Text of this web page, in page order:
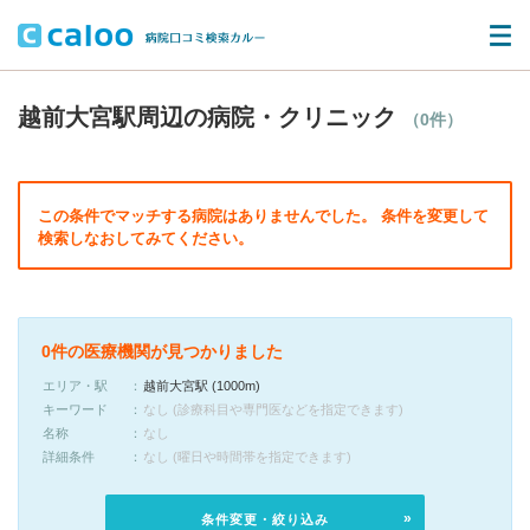
越前大宮駅周辺の病院・クリニック （0件）
この条件でマッチする病院はありませんでした。 条件を変更して
検索しなおしてみてください。
0件の医療機関が見つかりました
エリア・駅
越前大宮駅 (1000m)
キーワード
なし (診療科目や専門医などを指定できます)
名称
なし
詳細条件
なし (曜日や時間帯を指定できます)
条件変更・絞り込み